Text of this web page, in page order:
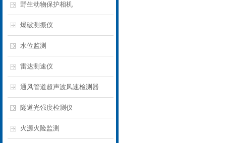
野生动物保护相机
爆破测振仪
水位监测
雷达测速仪
通风管道超声波风速检测器
隧道光强度检测仪
火源火险监测